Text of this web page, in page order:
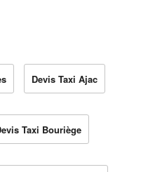
Devis Taxi Ajac
Taxi Bouriège